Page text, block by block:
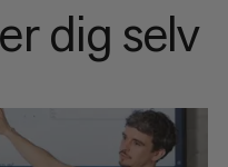
dig selv